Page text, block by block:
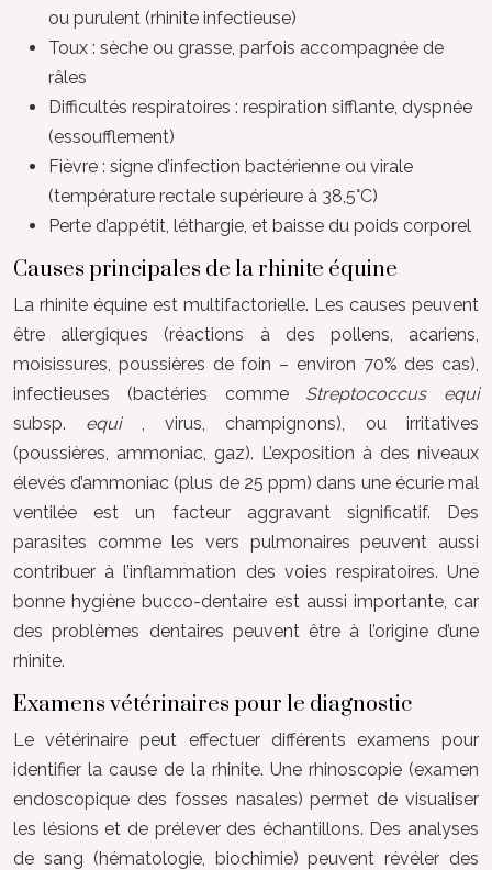
ou purulent (rhinite infectieuse)
Toux : sèche ou grasse, parfois accompagnée de
râles
Difficultés respiratoires : respiration sifflante, dyspnée
(essoufflement)
Fièvre : signe d’infection bactérienne ou virale
(température rectale supérieure à 38,5°C)
Perte d’appétit, léthargie, et baisse du poids corporel
Causes principales de la rhinite équine
La rhinite équine est multifactorielle. Les causes peuvent
être allergiques (réactions à des pollens, acariens,
moisissures, poussières de foin – environ 70% des cas),
infectieuses (bactéries comme Streptococcus equi
subsp. equi
, virus, champignons), ou irritatives
(poussières, ammoniac, gaz). L’exposition à des niveaux
élevés d’ammoniac (plus de 25 ppm) dans une écurie mal
ventilée est un facteur aggravant significatif. Des
parasites comme les vers pulmonaires peuvent aussi
contribuer à l’inflammation des voies respiratoires. Une
bonne hygiène bucco-dentaire est aussi importante, car
des problèmes dentaires peuvent être à l’origine d’une
rhinite.
Examens vétérinaires pour le diagnostic
Le vétérinaire peut effectuer différents examens pour
identifier la cause de la rhinite. Une rhinoscopie (examen
endoscopique des fosses nasales) permet de visualiser
les lésions et de prélever des échantillons. Des analyses
de sang (hématologie, biochimie) peuvent révéler des